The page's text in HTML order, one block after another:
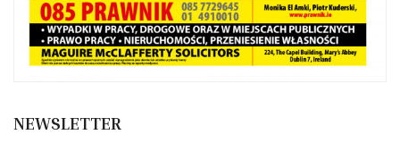
NEWSLETTER